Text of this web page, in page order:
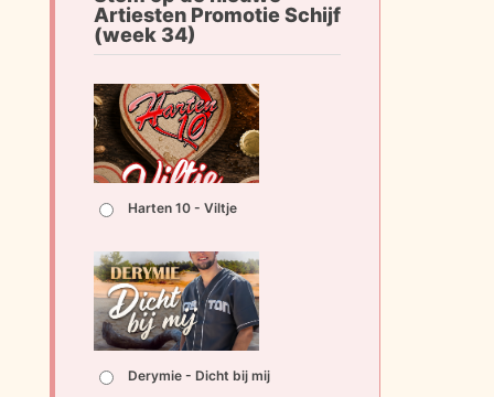
Artiesten Promotie Schijf
(week 34)
Harten 10 - Viltje
Derymie - Dicht bij mij